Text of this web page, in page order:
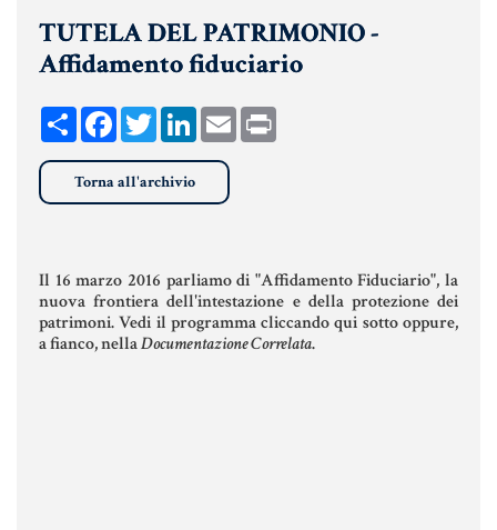
UNIONI CIVILI & CONVIVENZE
EREDITÀ & TESTAMENTO
TESTAMENTO DI VITA
Donazioni, Trust, Tutela del
DONAZIONI
TUTELA DEL PATRIMONIO -
Affidamento fiduciario
ShareFacebookTwitterLinkedInEmail
Torna all'archivio
Il 16 marzo 2016 parliamo di "Affidamento Fiduciario", la
nuova frontiera dell'intestazione e della protezione dei
patrimoni. Vedi il programma cliccando qui sotto oppure,
a fianco, nellaDocumentazione Correlata.